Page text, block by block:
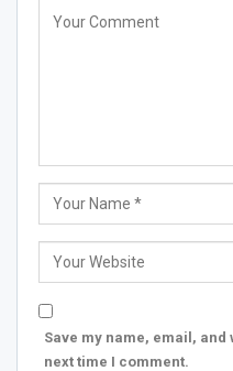
Save my name, email,
next time I comment.